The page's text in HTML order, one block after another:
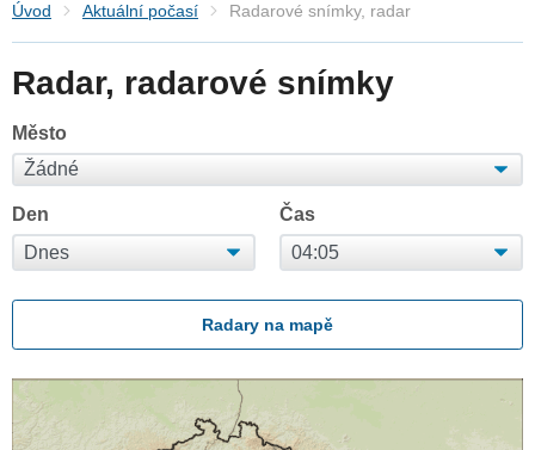
Úvod Aktuální počasí Radarové snímky, radar
Radar, radarové snímky
Město
Den Čas
Radary na mapě